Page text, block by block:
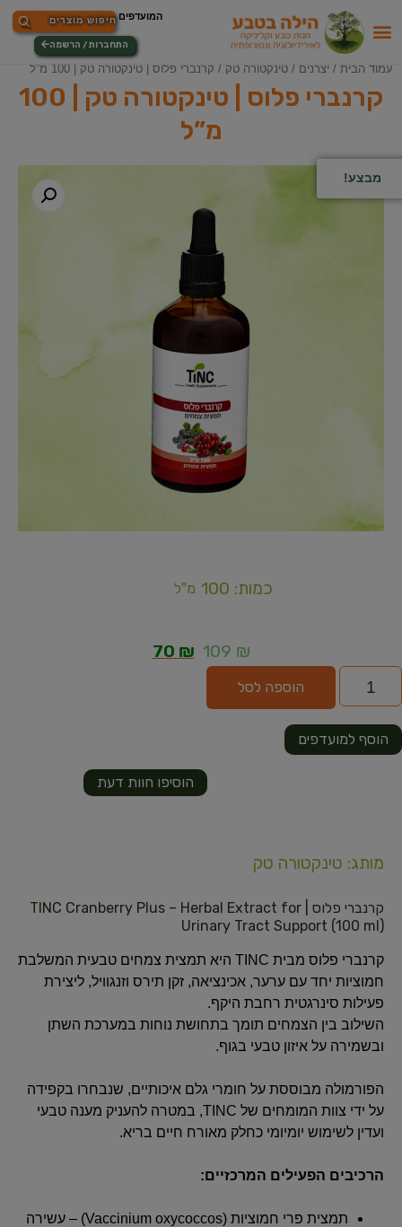
התחברות / הרשמה
עמוד הבית / יצרנים / טינקטורה טק / קרנברי פלוס | טינקטורה טק | 100 מ”ל
קרנברי פלוס | טינקטורה טק | 100
מ”ל
מבצע!
כמות: 100 מ"ל
109 ₪
70 ₪
הוספה לסל
הוסיפו חוות דעת
הוסף למועדפים
מותג: טינקטורה טק
קרנברי פלוס | TINC Cranberry Plus – Herbal Extract for
Urinary Tract Support (100 ml)
קרנברי פלוס מבית TINC היא תמצית צמחים טבעית המשלבת
חמוציות יחד עם ערער, אכינציאה, זקן תירס וזנגוויל, ליצירת
פעילות סינרגטית רחבת היקף.
השילוב בין הצמחים תומך בתחושת נוחות במערכת השתן
ובשמירה על איזון טבעי בגוף.
הפורמולה מבוססת על חומרי גלם איכותיים, שנבחרו בקפידה
על ידי צוות המומחים של TINC, במטרה להעניק מענה טבעי
ועדין לשימוש יומיומי כחלק מאורח חיים בריא.
הרכיבים הפעילים המרכזיים:
תמצית פרי חמוציות (Vaccinium oxycoccos) – עשירה